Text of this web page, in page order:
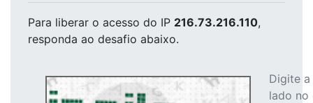
Para liberar o acesso do IP 216.73.216.110,
responda ao desafio abaixo.
Digite
lado no